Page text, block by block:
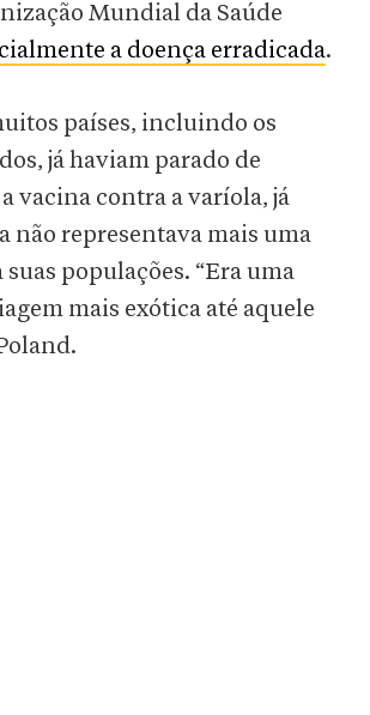
Mundial da Saúde
a doença erradicada.
países, incluindo os
já haviam parado de
vacina contra a varíola, já
não representava mais uma
suas populações. “Era uma
mais exótica até aquele